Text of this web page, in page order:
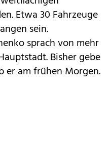
Etwa 30 Fahrzeuge
sein.
sprach von mehr
Bisher gebe
er am frühen Morgen.